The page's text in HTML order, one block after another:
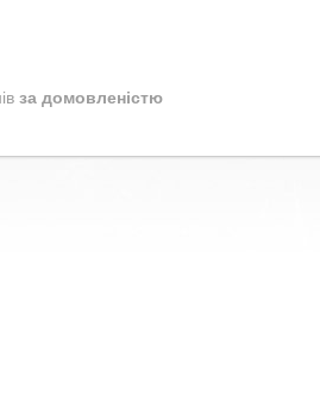
за домовленістю